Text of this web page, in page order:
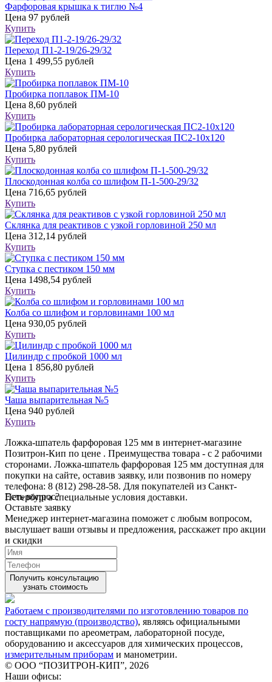
Фарфоровая крышка к тиглю №4
Цена 97 рублей
Купить
Переход П1-2-19/26-29/32
Цена 1 499,55 рублей
Купить
Пробирка поплавок ПМ-10
Цена 8,60 рублей
Купить
Пробирка лабораторная серологическая ПС2-10х120
Цена 5,80 рублей
Купить
Плоскодонная колба со шлифом П-1-500-29/32
Цена 716,65 рублей
Купить
Склянка для реактивов с узкой горловиной 250 мл
Цена 312,14 рублей
Купить
Ступка с пестиком 150 мм
Цена 1498,54 рублей
Купить
Колба со шлифом и горловинами 100 мл
Цена 930,05 рублей
Купить
Цилиндр с пробкой 1000 мл
Цена 1 856,80 рублей
Купить
Чаша выпарительная №5
Цена 940 рублей
Купить
Ложка-шпатель фарфоровая 125 мм в интернет-магазине
Позитрон-Кип по цене . Преимущества товара - с 2 рабочими
сторонами. Ложка-шпатель фарфоровая 125 мм доступная для
покупки на сайте, оставив заявку, или позвонив по номеру
телефона: 8 (812) 298-28-58. Для покупателей из Санкт-
Петербурга специальные условия доставки.
Есть вопрос?
Оставьте заявку
Менеджер интернет-магазина поможет с любым вопросом,
выслушает ваши отзывы и предложения, расскажет про акции
и скидки
Получить консультацию
узнать стоимость
Работаем с производителями по изготовлению товаров по
госту напрямую (производство), являясь официальными
поставщиками по ареометрам, лабораторной посуде,
оборудованию и аксессуаров для химических процессов,
измерительным приборам и манометрии.
© ООО “ПОЗИТРОН-КИП”, 2026
Наши офисы: